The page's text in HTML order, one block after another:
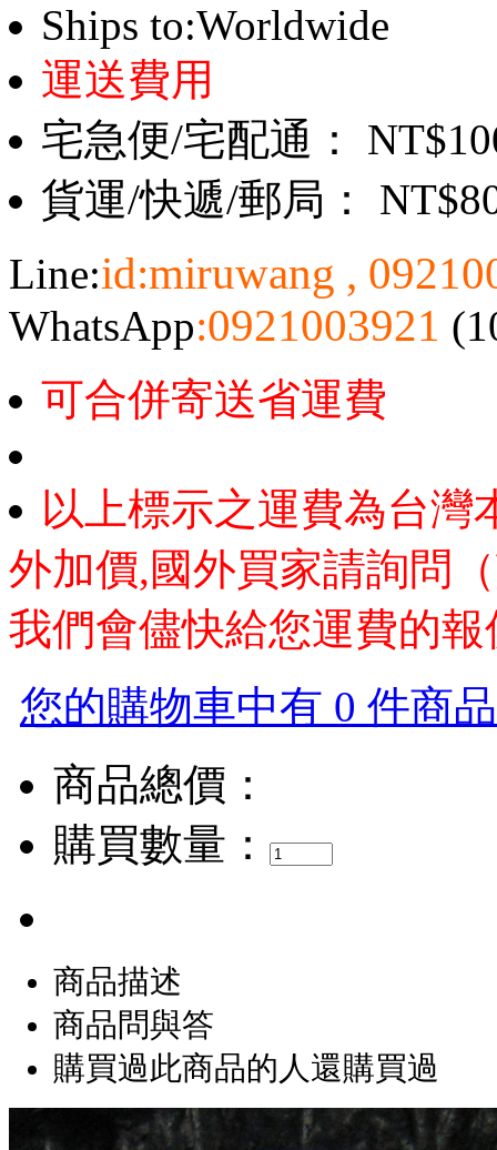
Ships to:Worldwide
運送費用
宅急便/宅配通：
貨運/快遞/郵局：
Line:id:miruwang ,
WhatsApp:0921003921
可合併寄送省運費
以上標示之運費為台灣
外加價,國外買家請詢問
我們會儘快給您運費的報
您的購物車中有 0 件商
商品總價：
購買數量：
商品描述
商品問與答
購買過此商品的人還購買過